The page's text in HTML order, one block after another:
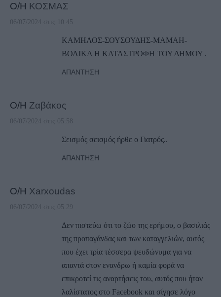
Ο/Η ΚΟΣΜΑΣ
06/07/2024 στις 10:45
ΚΑΜΗΛΟΣ-ΣΟΥΣΟΥΔΗΣ-ΜΑΜΑΗ-
ΒΟΛΙΚΑ Η ΚΑΤΑΣΤΡΟΦΗ ΤΟΥ ΔΗΜΟΥ .
ΑΠΆΝΤΗΣΗ
Ο/Η Ζαβάκος
06/07/2024 στις 05:58
Σεισμός σεισμός ήρθε ο Γιατρός..
ΑΠΆΝΤΗΣΗ
Ο/Η Xarxoudas
06/07/2024 στις 05:29
Δεν πιστεύω ότι το ζώο της ερήμου, ο βασιλιάς
της προπαγάνδας και των καταγγελιών, αυτός
που έχει τρία τέσσερα ψευδώνυμα για να
απαντά στον ενανδρω ή καμία φορά να
επικροτεί τις αναρτήσεις του, αυτός που ήταν
λαλίστατος στο Facebook και σίγησε λόγο